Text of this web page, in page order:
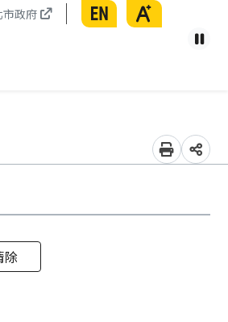
市政府 English 放大
因應
暫
列印分享